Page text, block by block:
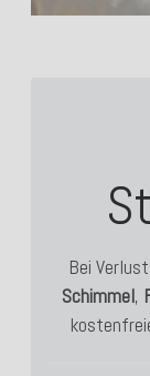
Bei
Schimmel,